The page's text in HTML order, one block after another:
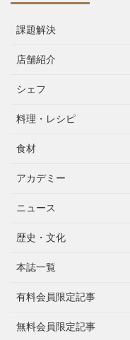
課題解決
店舗紹介
シェフ
料理・レシピ
食材
アカデミー
ニュース
歴史・文化
本誌一覧
有料会員限定記事
無料会員限定記事